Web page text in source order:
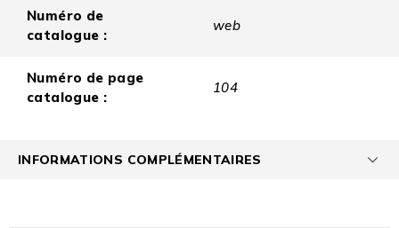
Numéro de
catalogue :
web
Numéro de page
catalogue :
104
INFORMATIONS COMPLÉMENTAIRES